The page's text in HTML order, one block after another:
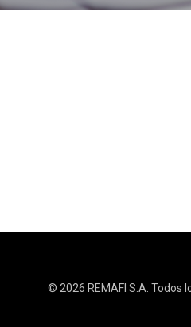
© 2026 REMAFI S.A. Todos